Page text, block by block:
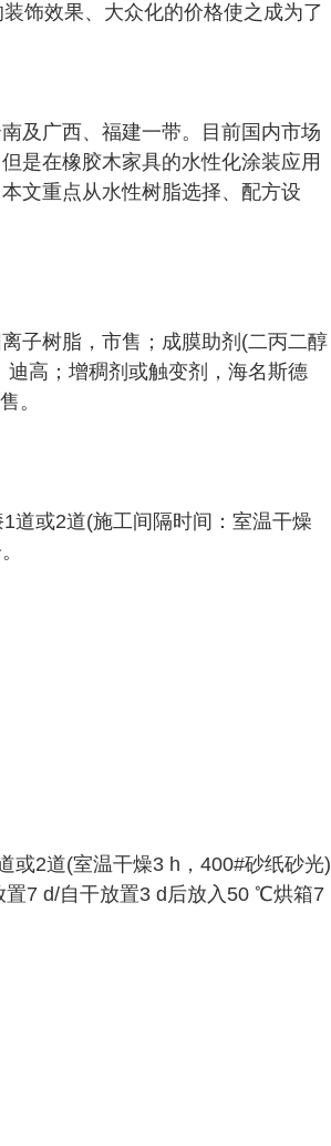
饰效果、大众化的价格使之成为了
及广西、福建一带。目前国内市场
是在橡胶木家具的水性化涂装应用
文重点从水性树脂选择、配方设
子树脂，市售；成膜助剂(二丙二醇
高；增稠剂或触变剂，海名斯德
。
道或2道(施工间隔时间：室温干燥
或2道(室温干燥3 h，400#砂纸砂光)
置7 d/自干放置3 d后放入50 ℃烘箱7